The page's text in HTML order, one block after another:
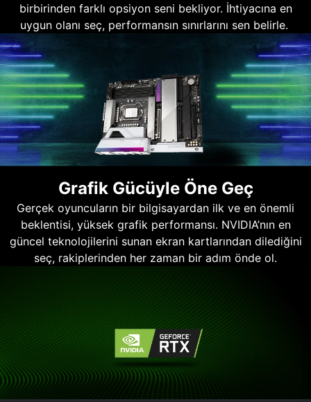
birbirinden farklı opsiyon seni bekliyor. İhtiyacına en
uygun olanı seç, performansın sınırlarını sen belirle.
Grafik Gücüyle Öne Geç
Gerçek oyuncuların bir bilgisayardan ilk ve en önemli
beklentisi, yüksek grafik performansı. NVIDIA’nın en
güncel teknolojilerini sunan ekran kartlarından dilediğini
seç, rakiplerinden her zaman bir adım önde ol.